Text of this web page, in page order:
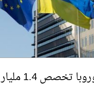
أوروبا